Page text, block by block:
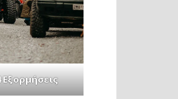
Εξορμήσεις